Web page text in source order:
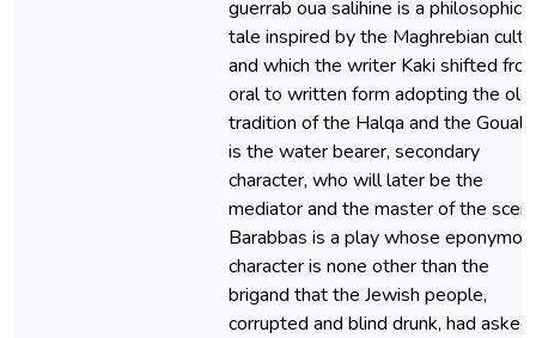
guerrab oua salihine is a philosophical
tale inspired by the Maghrebian
and which the writer Kaki shifted
oral to written form adopting the old
tradition of the Halqa and the Goual.
is the water bearer, secondary
character, who will later be the
mediator and the master of the
Barabbas is a play whose
character is none other than the
brigand that the Jewish people,
corrupted and blind drunk, had asked